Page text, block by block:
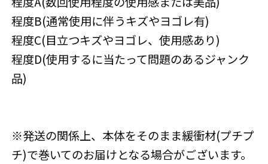
程度B(通常使用に伴うキズやヨゴレ有)
程度C(目立つキズやヨゴレ、使用感あり)
程度D(使用するに当たって問題のあるジャンク
品)
※発送の関係上、本体をそのまま緩衝材(プチプ
チ)で巻いてのお届けとなる場合がございます。